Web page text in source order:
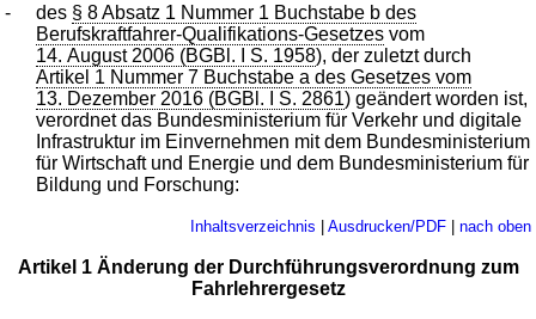
- des § 8 Absatz 1 Nummer 1 Buchstabe b des
Berufskraftfahrer-Qualifikations-Gesetzes vom
14. August 2006 (BGBl. I S. 1958), der zuletzt durch
Artikel 1 Nummer 7 Buchstabe a des Gesetzes vom
13. Dezember 2016 (BGBl. I S. 2861) geändert worden ist,
verordnet das Bundesministerium für Verkehr und digitale
Infrastruktur im Einvernehmen mit dem Bundesministerium
für Wirtschaft und Energie und dem Bundesministerium für
Bildung und Forschung:
Inhaltsverzeichnis | Ausdrucken/PDF| nach oben
Artikel 1 Änderung der Durchführungsverordnung zum
Fahrlehrergesetz